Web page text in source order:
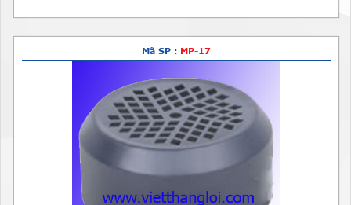
Mã SP : MP-17